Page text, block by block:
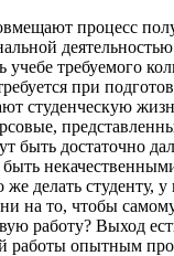
процесс
учебе требуемого
при
студенческую
быть достаточно
делать студенту, у
на то, чтобы
работу? Выход
работы опытным